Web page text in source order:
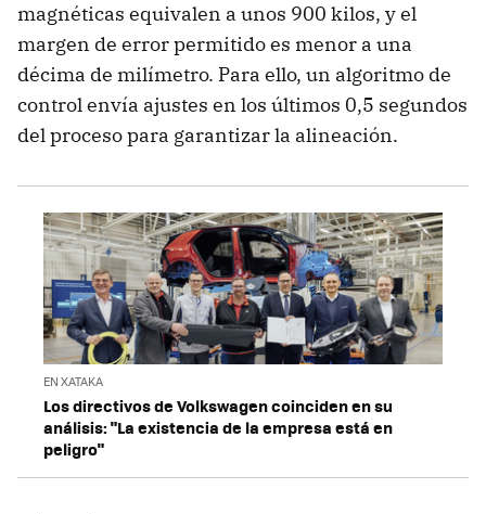
magnéticas equivalen a unos 900 kilos, y el
margen de error permitido es menor a una
décima de milímetro. Para ello, un algoritmo de
control envía ajustes en los últimos 0,5 segundos
del proceso para garantizar la alineación.
EN XATAKA
Los directivos de Volkswagen coinciden en su
análisis: "La existencia de la empresa está en
peligro"